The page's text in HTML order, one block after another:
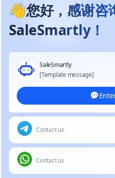
AI Agent 管
调度多个智能体，构
SaleSmartly 支持统一接
平台（HelpKnow、
Assistants、扣子等），
编排多个 Agent 协作，
化到数据洞察的智能化流
学习与进化，打造真正可